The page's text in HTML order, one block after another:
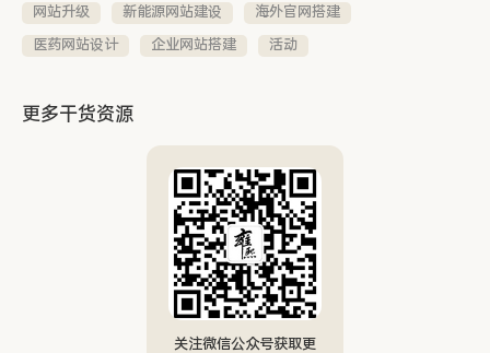
网站升级 新能源网站建设
海外官网搭建
医药网站设计
企业网站搭建 活动
更多干货资源
关注微信公众号获取更